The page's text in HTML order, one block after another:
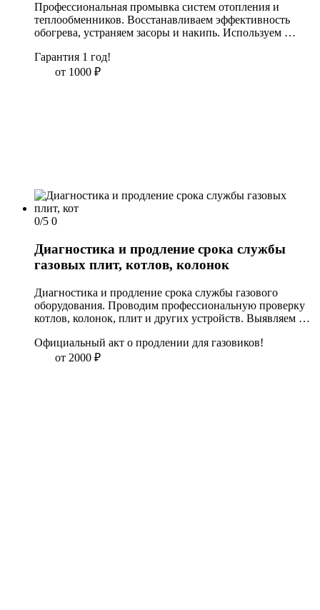
Профессиональная промывка систем отопления и
теплообменников. Восстанавливаем эффективность
обогрева, устраняем засоры и накипь. Используем
гидропневматические и гидродинамические. Гарантия
результата. Оставьте заявку — проконсультируем и
Гарантия 1 год!
от 1000 ₽
0/5 0
Диагностика и продление срока службы
газовых плит, котлов, колонок
Диагностика и продление срока службы газового
оборудования. Проводим профессиональную проверку
котлов, колонок, плит и других устройств. Выявляем
ресурс техники. Бесплатная первичная консультация.
Гарантия на выполненные работы. Звоните!
Официальный акт о продлении для газовиков!
от 2000 ₽